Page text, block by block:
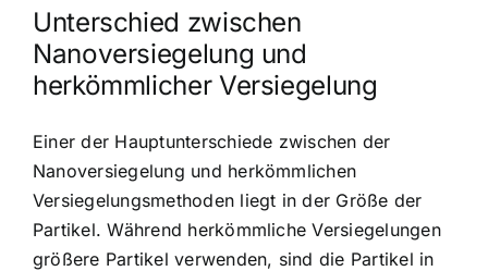
Unterschied zwischen
Nanoversiegelung und
herkömmlicher Versiegelung
Einer der Hauptunterschiede zwischen der
Nanoversiegelung und herkömmlichen
Versiegelungsmethoden liegt in der Größe der
Partikel. Während herkömmliche Versiegelungen
größere Partikel verwenden, sind die Partikel in